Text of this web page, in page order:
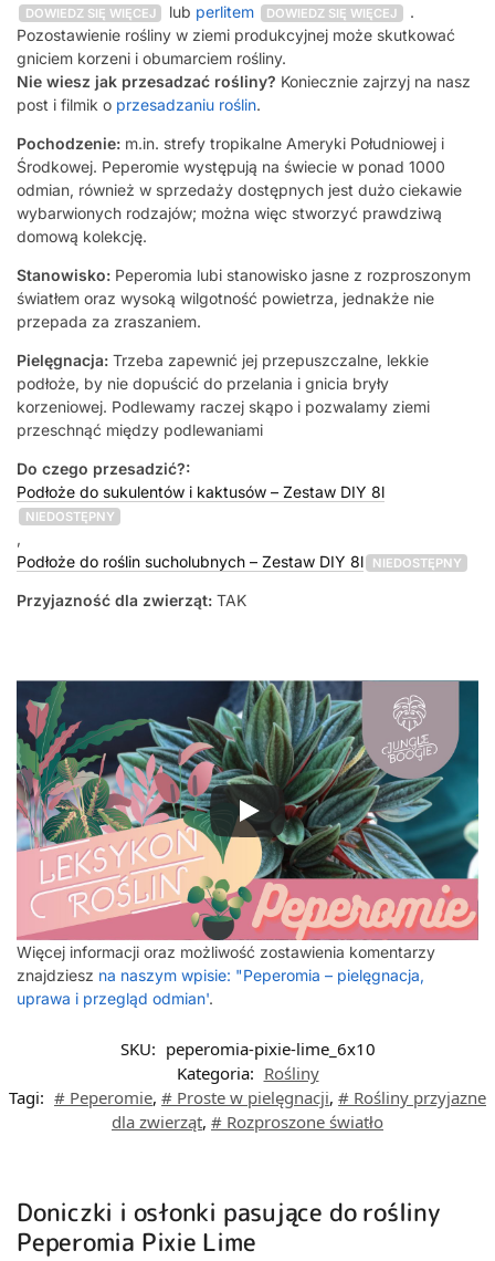
DOWIEDZ SIĘ WIĘCEJ lub perlitem DOWIEDZ SIĘ WIĘCEJ
.
Pozostawienie rośliny w ziemi produkcyjnej może skutkować
gniciem korzeni i obumarciem rośliny.
Nie wiesz jak przesadzać rośliny? Koniecznie zajrzyj na nasz
post i filmik o przesadzaniu roślin.
Pochodzenie: m.in. strefy tropikalne Ameryki Południowej i
Środkowej. Peperomie występują na świecie w ponad 1000
odmian, również w sprzedaży dostępnych jest dużo ciekawie
wybarwionych rodzajów; można więc stworzyć prawdziwą
domową kolekcję.
Stanowisko: Peperomia lubi stanowisko jasne z rozproszonym
światłem oraz wysoką wilgotność powietrza, jednakże nie
przepada za zraszaniem.
Pielęgnacja: Trzeba zapewnić jej przepuszczalne, lekkie
podłoże, by nie dopuścić do przelania i gnicia bryły
korzeniowej. Podlewamy raczej skąpo i pozwalamy ziemi
przeschnąć między podlewaniami
Do czego przesadzić?:
Podłoże do sukulentów i kaktusów – Zestaw DIY 8l
NIEDOSTĘPNY
,
Podłoże do roślin sucholubnych – Zestaw DIY 8l
NIEDOSTĘPNY
Przyjazność dla zwierząt: TAK
Więcej informacji oraz możliwość zostawienia komentarzy
znajdziesz na naszym wpisie: "Peperomia – pielęgnacja,
uprawa i przegląd odmian'.
SKU: peperomia-pixie-lime_6x10
Kategoria: Rośliny
Tagi: # Peperomie, # Proste w pielęgnacji, # Rośliny przyjazne
dla zwierząt, # Rozproszone światło
Doniczki i osłonki pasujące do rośliny
Peperomia Pixie Lime